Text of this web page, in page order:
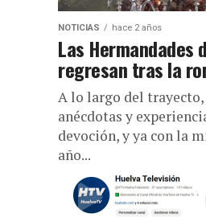
NOTICIAS hace 2 años
Las Hermandades
regresan tras la
A lo largo del
anécdotas y
devoción, y ya con la
año...